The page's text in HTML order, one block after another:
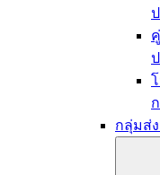
กลุ่มส่